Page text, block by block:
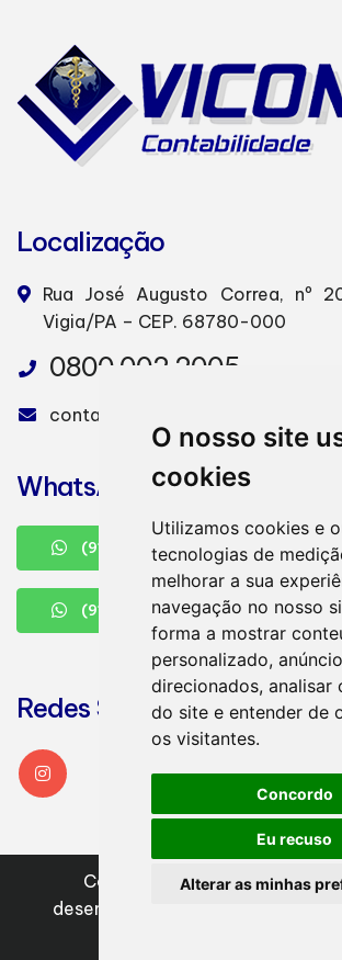
O nosso site
cookies
Utilizamos cookies e
tecnologias de
melhorar a sua
navegação no nosso
forma a mostrar
personalizado,
direcionados, analisar
do site e entender de
os visitantes.
Concordo
Eu recuso
Alterar as minhas
Localização
Rua José Augusto Correa, nº
Vigia/PA – CEP. 68780-000
0800 002 2005
contabilidadevicon@gmail.com
WhatsApp
(91)98646-7495
(91) 4042-9668
Redes Sociais
Copyright 2022 - 2026
desenvolvimento